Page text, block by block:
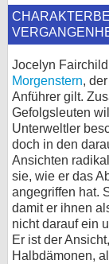
Jocelyn
Morgenstern,
Anführer gilt.
Gefolgsleuten
Unterweltler
doch in den
Ansichten
sie, wie er das
angegriffen hat.
damit er ihnen
nicht darauf ein
Er ist der
Halbdämonen,